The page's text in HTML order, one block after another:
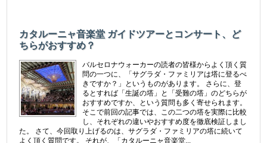
カタルーニャ音楽堂 ガイドツアーとコンサート、ど
ちらがおすすめ？
バルセロナウォーカーの読者の皆様からよく頂く質
問の一つに、「サグラダ・ファミリアは塔に登るべ
きですか？」というものがあります。 さらに、登
るとすれば「生誕の塔」と「受難の塔」のどちらが
おすすめですか、という質問も多く寄せられます。
そこで前回の記事では、この二つの塔を実際に比較
し、それぞれの違いやおすすめ度を徹底検証しまし
た。 さて、今回取り上げるのは、サグラダ・ファミリアの塔に続いて
よく頂く質問です。 それが、「カタルーニャ音楽堂...